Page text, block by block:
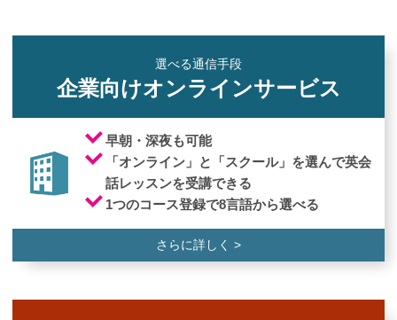
選べる通信手段
企業向けオンラインサービス
早朝・深夜も可能
「オンライン」と「スクール」を選んで英会
話レッスンを受講できる
1つのコース登録で8言語から選べる
さらに詳しく >